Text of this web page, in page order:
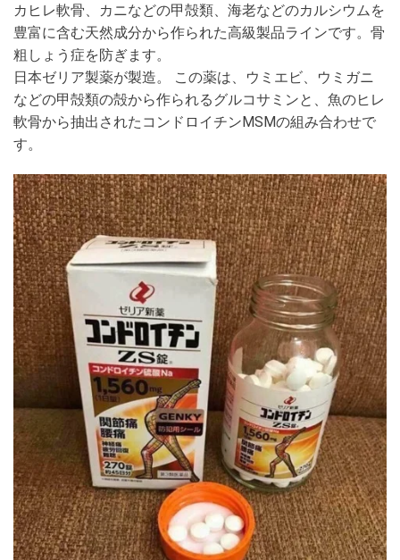
カヒレ軟骨、カニなどの甲殻類、海老などのカルシウムを
豊富に含む天然成分から作られた高級製品ラインです。骨
粗しょう症を防ぎます。
日本ゼリア製薬が製造。 この薬は、ウミエビ、ウミガニ
などの甲殻類の殻から作られるグルコサミンと、魚のヒレ
軟骨から抽出されたコンドロイチンMSMの組み合わせで
す。